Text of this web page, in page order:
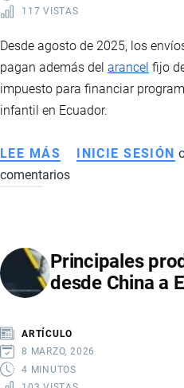
117 VISTAS
Desde agosto de 2025, los
pagan además del arancel fijo
impuesto para financiar
infantil en Ecuador.
LEE MÁS SOBRE
FODINFA
X
4
INICIE SESIÓN
comentarios
Principales
desde China a
ARTÍCULO
8 MARZO, 2026
4 MINUTOS